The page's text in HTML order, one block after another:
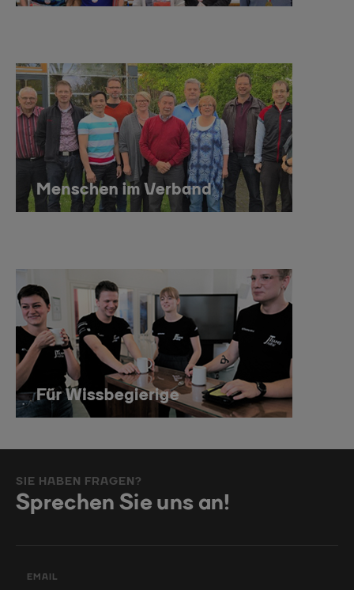
SIE HABEN FRAGEN?
Sprechen Sie uns an!
EMAIL